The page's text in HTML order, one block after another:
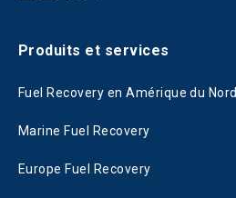
Produits et services
Fuel Recovery en Amérique du Nord
Marine Fuel Recovery
Europe Fuel Recovery